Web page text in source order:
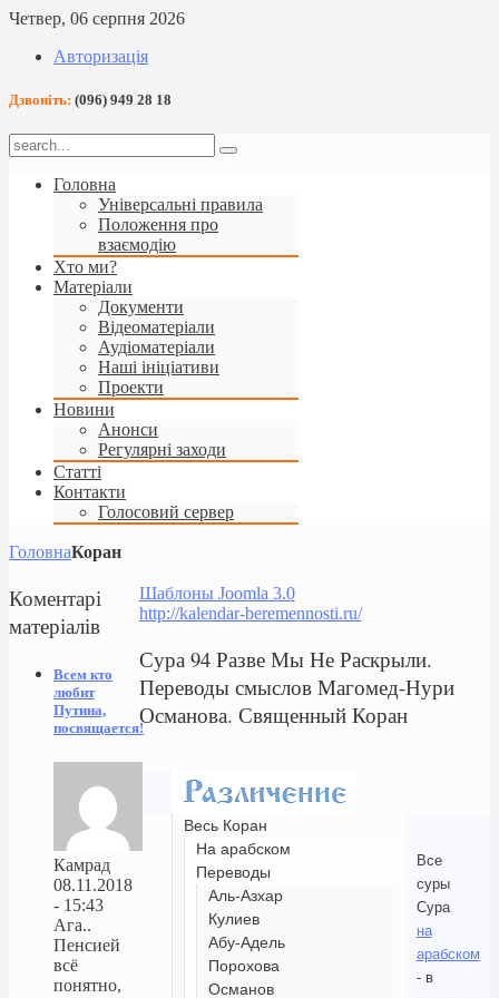
Четвер, 06 серпня 2026
Авторизація
Дзвоніть: (096) 949 28 18
Головна
Універсальні правила
Положення про
взаємодію
Хто ми?
Матеріали
Документи
Відеоматеріали
Аудіоматеріали
Наші ініціативи
Проекти
Новини
Анонси
Регулярні заходи
Статті
Контакти
Голосовий сервер
ГоловнаКоран
Шаблоны Joomla 3.0
http://kalendar-beremennosti.ru/
Сура 94 Разве Мы Не Раскрыли.
Переводы смыслов Магомед-Нури
Османова. Священный Коран
Весь Коран
На арабском
Переводы
Аль-Азхар
Кулиев
Абу-Адель
Порохова
Османов
Все
суры
Сура
на
арабском
- в
Коментарі
матеріалів
Всем кто
любит
Путина,
посвящается!
Камрад
08.11.2018
- 15:43
Ага..
Пенсией
всё
понятно,